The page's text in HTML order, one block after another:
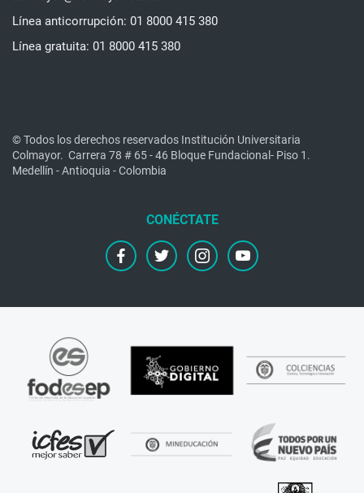
Línea anticorrupción: 01 8000 415 380
Línea gratuita: 01 8000 415 380
© Todos los derechos reservados Institución Universitaria
Colmayor. Carrera 78 # 65 - 46 Bloque Fundacional- Piso 1.
Medellín - Antioquia - Colombia